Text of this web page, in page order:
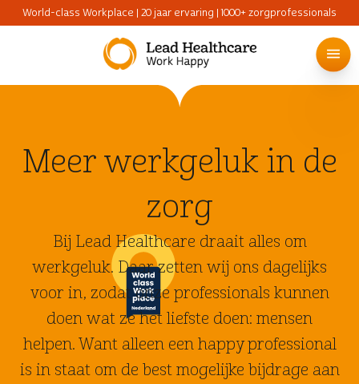
World-class Workplace | 20 jaar ervaring | 1000+ zorgprofessionals
Meer werkgeluk in de
zorg
Bij Lead Healthcare draait alles om
werkgeluk. Daar zetten wij ons dagelijks
voor in, zodat onze professionals kunnen
doen wat ze het liefste doen: mensen
helpen. Want alleen een happy professional
is in staat om de best mogelijke bijdrage aan